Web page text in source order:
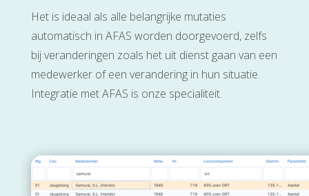
Het is ideaal als alle belangrijke mutaties
automatisch in AFAS worden doorgevoerd, zelfs
bij veranderingen zoals het uit dienst gaan van een
medewerker of een verandering in hun situatie.
Integratie met AFAS is onze specialiteit.